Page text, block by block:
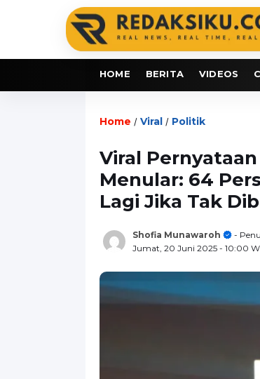
HOME BERITA VIDEOS
Home / Viral / Politik
Viral
Menular: 64
Lagi Jika Tak
Shofia Munawaroh
-
Jumat, 20 Juni 2025 - 10:00